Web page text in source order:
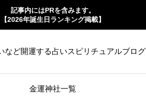
記事内にはPRを含みます。
【2026年誕生日ランキング掲載】
など開運する占いスピリチュアルブログ
金運神社一覧